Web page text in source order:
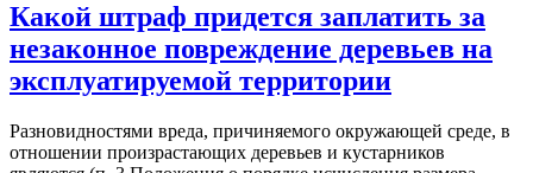
Какой штраф придется заплатить за
незаконное повреждение деревьев на
эксплуатируемой территории
Разновидностями вреда, причиняемого окружающей среде, в
отношении произрастающих деревьев и кустарников